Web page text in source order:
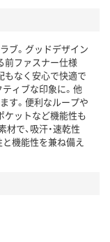
ブ。グッドデザイン
前ファスナー仕様
もなく安心で快適で
ィブな印象に。他
す。便利なループや
ケットなど機能性も
で、吸汗・速乾性
機能性を兼ね備え